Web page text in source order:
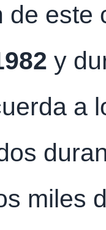
de este
y
a
miles